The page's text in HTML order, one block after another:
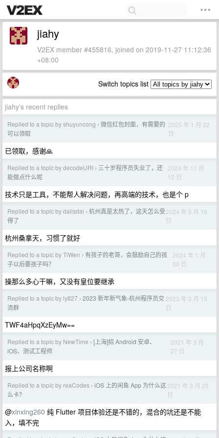
jiahy
V2EX member #455816, joined on 2019-11-27 11:12:36
+08:00
Switch topics list
jiahy's recent replies
Replied to a topic by shuyuncong › 微信红包封面，有需要的
可以领取
2025 年 1 月 22
日
已领取，感谢🙏
Replied to a topic by decodeURI › 三十岁程序员失业了，还
能做点什么呢
2024 年 11 月
12 日
技术只是工具，不能帮人解决问题，再高端的技术，也是个 p
Replied to a topic by daiisdai › 杭州真是太热了，这天怎么受
得了
2024 年 9 月 16
日
杭州桑拿天，习惯了就好
Replied to a topic by TiWen › 有孩子的老哥，会鼓励自己的孩
子以后要孩子吗？
2024 年 1 月
30 日
操那么多心干嘛，又没有皇位要继承
Replied to a topic by ly827 › 2023 新年新气象-杭州程序员交
流群
2023 年 3 月 15
日
TWF4aHpqXzEyMw==
Replied to a topic by NewTime › [上海]招 Android 安卓、
iOS、测试工程师
2021 年 3 月
27 日
报上公司名称啊
Replied to a topic by reaCodes › iOS 上的闲鱼 App 为什么这
么卡？
2021 年 3 月 25
日
@xinxing260 纯 Flutter 项目体验还是不错的，混合的坑还是不能
入，填不完